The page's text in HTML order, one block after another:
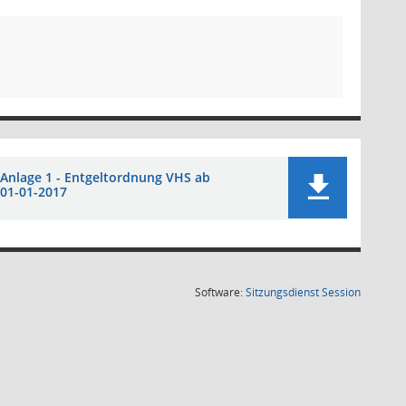
Anlage 1 - Entgeltordnung VHS ab
01-01-2017
Software:SitzungsdienstSession(Wird in